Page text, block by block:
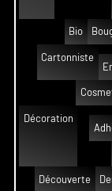
Bio
Cartonniste
Décoration
Découverte